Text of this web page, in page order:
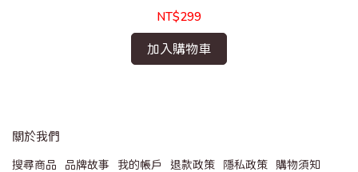
NT$299
加入購物車
關於我們
搜尋商品 品牌故事 我的帳戶 退款政策 隱私政策
購物須知